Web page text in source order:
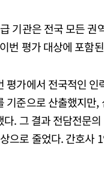
기관은 전국 모든 권
번 평가 대상에 포함
평가에서 전국적인
기준으로 산출했지만
다. 그 결과 전담전문
으로 줄었다. 간호사